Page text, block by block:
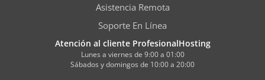
Asistencia Remota
Soporte En Línea
Atención al cliente ProfesionalHosting
Lunes a viernes de 9:00 a 01:00
Sábados y domingos de 10:00 a 20:00